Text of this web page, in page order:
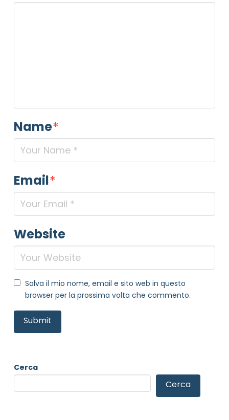
Name*
Email*
Website
Salva il mio nome, email e sito web in questo
browser per la prossima volta che commento.
Cerca
Cerca